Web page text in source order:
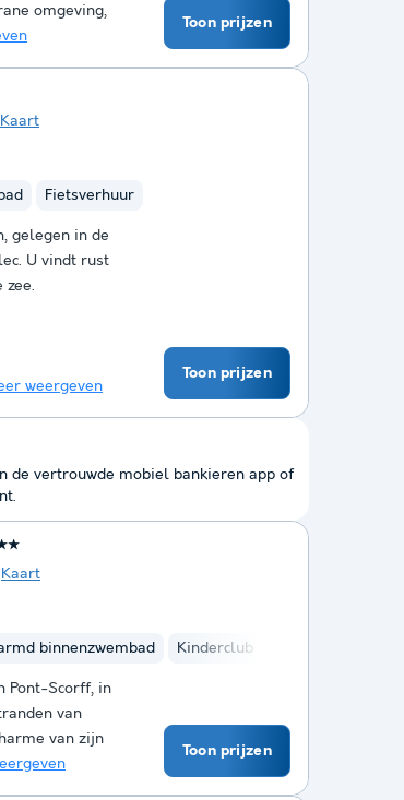
omgeving,
Toon prijzen
Kaart
Fietsverhuur
gelegen in de
U vindt rust
zee.
weergeven
Toon prijzen
Kaart
binnenzwembad Kinderclub
Pont-Scorff, in
van
van zijn
Toon prijzen
de vertrouwde mobiel bankieren app of